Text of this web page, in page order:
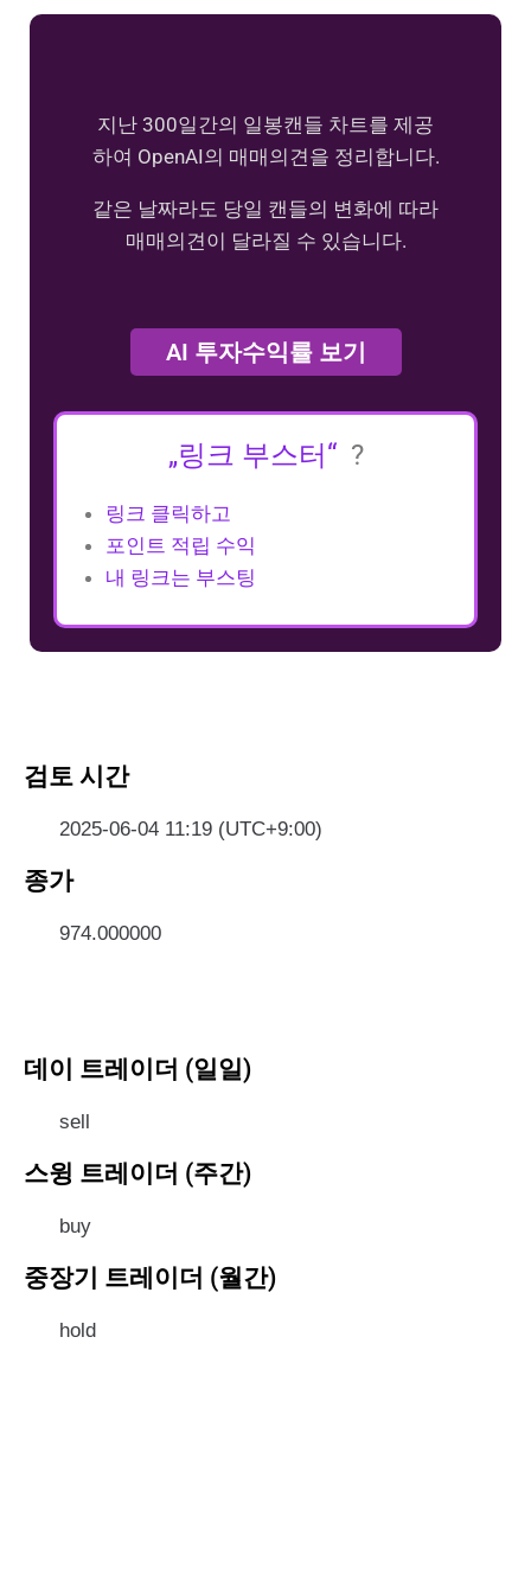
지난 300일간의 일봉캔들 차트를 제공
하여 OpenAI의 매매의견을 정리합니다.
같은 날짜라도 당일 캔들의 변화에 따라
매매의견이 달라질 수 있습니다.
AI 투자수익률 보기
„링크 부스터“ ?
링크 클릭하고
포인트 적립 수익
내 링크는 부스팅
검토 시간
2025-06-04 11:19 (UTC+9:00)
종가
974.000000
데이 트레이더 (일일)
sell
스윙 트레이더 (주간)
buy
중장기 트레이더 (월간)
hold